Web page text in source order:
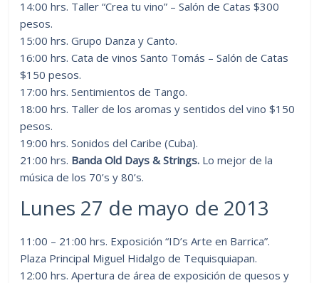
14:00 hrs. Taller “Crea tu vino” – Salón de Catas $300
pesos.
15:00 hrs. Grupo Danza y Canto.
16:00 hrs. Cata de vinos Santo Tomás – Salón de Catas
$150 pesos.
17:00 hrs. Sentimientos de Tango.
18:00 hrs. Taller de los aromas y sentidos del vino $150
pesos.
19:00 hrs. Sonidos del Caribe (Cuba).
21:00 hrs. Banda Old Days & Strings. Lo mejor de la
música de los 70’s y 80’s.
Lunes 27 de mayo de 2013
11:00 – 21:00 hrs. Exposición “ID’s Arte en Barrica”.
Plaza Principal Miguel Hidalgo de Tequisquiapan.
12:00 hrs. Apertura de área de exposición de quesos y